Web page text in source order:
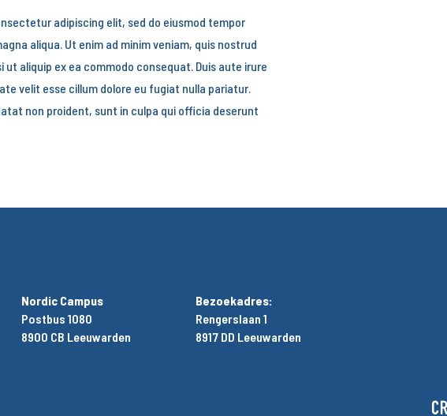
adipiscing elit, sed do eiusmod tempor
aliqua. Ut enim ad minim veniam, quis nostrud
aliquip ex ea commodo consequat. Duis aute irure
velit esse cillum dolore eu fugiat nulla pariatur.
non proident, sunt in culpa qui officia deserunt
Nordic Campus
Postbus 1080
8900 CB Leeuwarden
Bezoekadres:
Rengerslaan 1
8917 DD Leeuwarden